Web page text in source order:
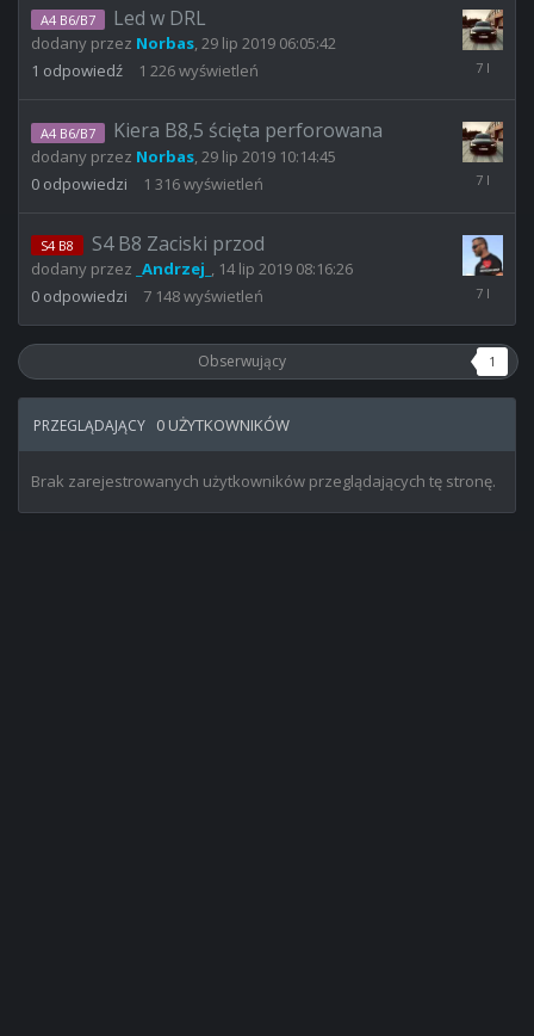
05:02:26
A4 B6/B7 Led w DRL
dodany przez Norbas,29 lip 2019 06:05:42
1 odpowiedź 1 226wyświetleń
29
21:30:12
A4 B6/B7 Kiera B8,5 ścięta perforowana
dodany przez Norbas 29 lip 2019 10:14:45
0 odpowiedzi 1 316wyświetleń
29
10:14:45
S4 B8 S4 B8 Zaciski przod
dodany przez _Andrzej_ , 14 lip 2019 08:16:26
0 odpowiedzi 7 148wyświetleń
14
2019
08:16:26
Obserwujący 1
PRZEGLĄDAJĄCY 0 UŻYTKOWNIKÓW
Brak zarejestrowanych użytkowników przeglądających tę stronę.